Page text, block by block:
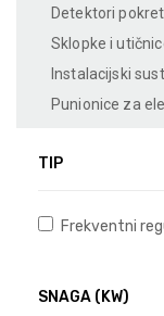
Detektori
Sklopke i
Instalacijski
Punionice za
TIP
Frekventni
SNAGA (KW)